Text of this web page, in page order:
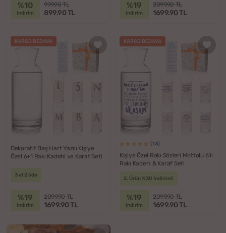
%10
indirim
999.90 TL
899.90 TL
%19
indirim
2099.90 TL
1699.90 TL
KARGO BEDAVA
Dekoratif Baş Harf Yazılı Kişiye
Özel 6+1 Rakı Kadehi ve Karaf Seti
3 al 2 öde
%19
indirim
2099.90 TL
1699.90 TL
KARGO BEDAVA
(13)
Kişiye Özel Rakı Sözleri Mottolu 6'lı
Rakı Kadehi & Karaf Seti
2. Ürün %30 İndirimli
%19
indirim
2099.90 TL
1699.90 TL